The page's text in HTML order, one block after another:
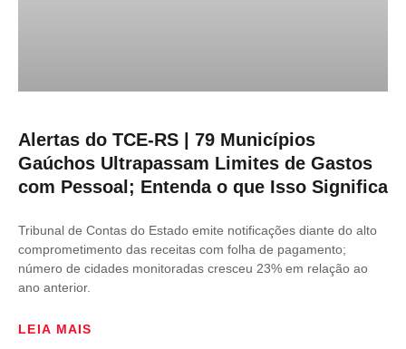
Alertas do TCE-RS | 79 Municípios
Gaúchos Ultrapassam Limites de Gastos
com Pessoal; Entenda o que Isso Significa
Tribunal de Contas do Estado emite notificações diante do alto
comprometimento das receitas com folha de pagamento;
número de cidades monitoradas cresceu 23% em relação ao
ano anterior.
LEIA MAIS